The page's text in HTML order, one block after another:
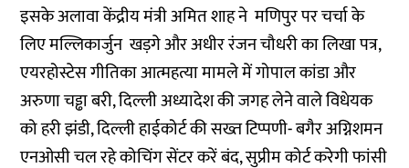
इसके अलावा केंद्रीय मंत्री अमित शाह ने मणिपुर पर चर्चा के
लिए मल्लिकार्जुन खड़गे और अधीर रंजन चौधरी का लिखा पत्र,
एयरहोस्टेस गीतिका आत्महत्या मामले में गोपाल कांडा और
अरुणा चड्ढा बरी, दिल्ली अध्यादेश की जगह लेने वाले विधेयक
को हरी झंडी, दिल्ली हाईकोर्ट की सख्त टिप्पणी- बगैर अग्निशमन
एनओसी चल रहे कोचिंग सेंटर करें बंद, सुप्रीम कोर्ट करेगी फांसी